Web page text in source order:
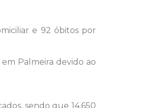
e 92 óbitos por
Palmeira devido ao
sendo que 14.650